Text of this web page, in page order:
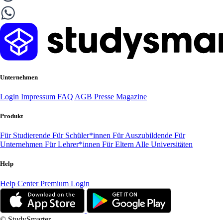
Unternehmen
Login Impressum FAQ AGB Presse Magazine
Produkt
Für Studierende Für Schüler*innen Für Auszubildende Für
Unternehmen Für Lehrer*innen Für Eltern Alle Universitäten
Help
Help CenterPremium Login